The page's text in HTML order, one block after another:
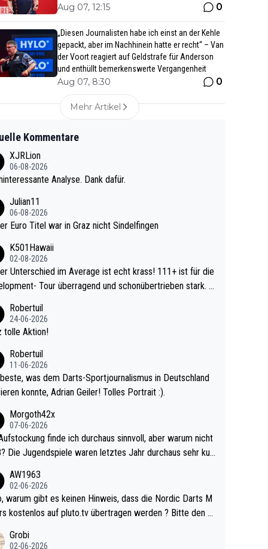
Aug 07, 12:15 0
„Diesen Journalisten habe ich einst an der Kehle
gepackt, aber im Nachhinein hatte er recht“ – Van
der Voort reagiert auf Geldstrafe für Anderson
und enthüllt bemerkenswerte Vergangenheit
Aug 07, 8:30 0
Mehr Artikel
Kommentare
XJRLion
06-08-2026
Analyse. Dank dafür.
Julian11
06-08-2026
Euro Titel war in Graz nicht Sindelfingen
K501Hawaii
02-08-2026
Unterschied im Average ist echt krass! 111+ ist für die
Tour überragend und schonübertrieben stark. U
Da gewinnst keinen Blumentopf - ist ja n
eines Kreisligisten vs einem Bu
Robertuil
24-06-2026
tolle Aktion!
Robertuil
11-06-2026
was dem Darts-Sportjournalismus in Deutschland
konnte, Adrian Geiler! Tolles Portrait :).
Morgoth42x
07-06-2026
finde ich durchaus sinnvoll, aber warum nicht
sehr kur
Somit ändert die automatische Qualifikation des Weltm
nichts. Ich denke sie wollen damit für nächste
wenig WDF Turniere spielen. Dies war bei Archie Self l
AW1963
02-06-2026
M
kostenlos auf pluto.tv übertragen werden ? Bitte den A
Grobi
02-06-2026